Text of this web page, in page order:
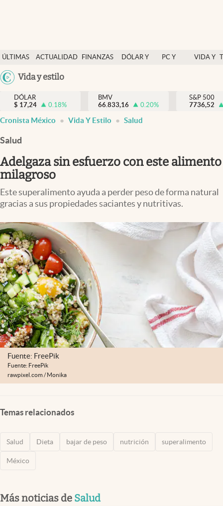
ÚLTIMAS
NOTICIAS
ACTUALIDAD
FINANZAS
DÓLAR Y
PC Y
VIDA Y
México
Vida y estilo
Actualidad
Finanzas y economía
Dólar y mercados
Pc y celular
Vida y estilo
Tv
Clima
Espiritualidad
Mediakit
abre en nueva pestaña
México
DÓLAR
$ 17,24 0.18%
BMV
66.833,16
0.20%
S&P 500
7736,52
Cronista México Vida Y Estilo Salud
Salud
Adelgaza sin esfuerzo con este alimento
milagroso
Este superalimento ayuda a perder peso de forma natural
gracias a sus propiedades saciantes y nutritivas.
Fuente: FreePik
Fuente: FreePik
rawpixel.com / Monika
Temas relacionados
Salud Dieta bajar de peso nutrición superalimento
México
Más noticias de Salud